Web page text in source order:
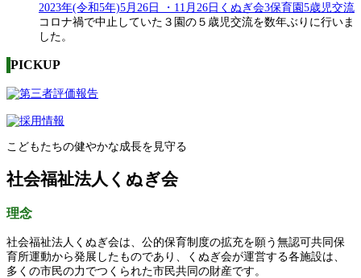
2023年(令和5年)5月26日 ・11月26日くぬぎ会3保育園5歳児交流
コロナ禍で中止していた３園の５歳児交流を数年ぶりに行いま
した。
PICKUP
こどもたちの健やかな成長を見守る
社会福祉法人くぬぎ会
理念
社会福祉法人くぬぎ会は、公的保育制度の拡充を願う無認可共同保
育所運動から発展したものであり、くぬぎ会が運営する各施設は、
多くの市民の力でつくられた市民共同の財産です。